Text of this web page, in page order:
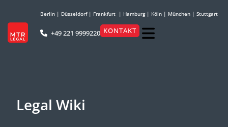
Berlin | Düsseldorf| Frankfurt | Hamburg| Köln | München | Stuttgart
+49 221 9999220 KONTAKT
Legal Wiki